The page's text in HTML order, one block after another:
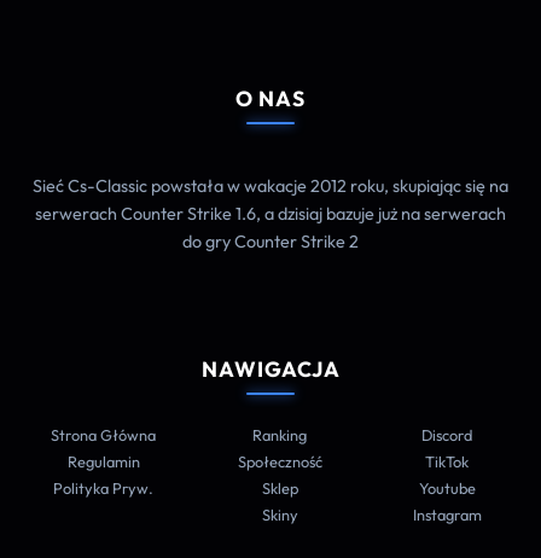
O NAS
Sieć Cs-Classic powstała w wakacje 2012 roku, skupiając się na
serwerach Counter Strike 1.6, a dzisiaj bazuje już na serwerach
do gry Counter Strike 2
NAWIGACJA
Strona Główna
Regulamin
Polityka Pryw.
Ranking
Społeczność
Sklep
Skiny
Discord
TikTok
Youtube
Instagram